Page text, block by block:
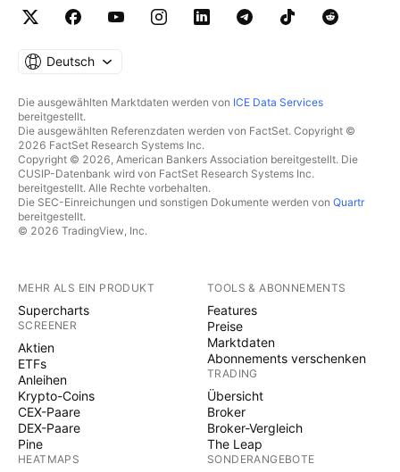
Deutsch
Die ausgewählten Marktdaten werden von ICE Data Services
bereitgestellt.
Die ausgewählten Referenzdaten werden von FactSet. Copyright ©
2026 FactSet Research Systems Inc.
Copyright © 2026, American Bankers Association bereitgestellt. Die
CUSIP-Datenbank wird von FactSet Research Systems Inc.
bereitgestellt. Alle Rechte vorbehalten.
Die SEC-Einreichungen und sonstigen Dokumente werden von Quartr
bereitgestellt.
© 2026 TradingView, Inc.
MEHR ALS EIN PRODUKT
Supercharts
SCREENER
Aktien
ETFs
Anleihen
Krypto-Coins
CEX-Paare
DEX-Paare
Pine
HEATMAPS
TOOLS & ABONNEMENTS
Features
Preise
Marktdaten
Abonnements verschenken
TRADING
Übersicht
Broker
Broker-Vergleich
The Leap
SONDERANGEBOTE